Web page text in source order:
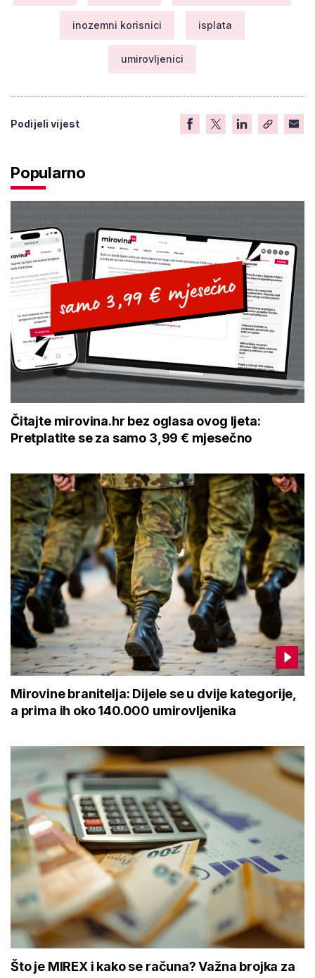
inozemni korisnici isplata
umirovljenici
Podijeli vijest
Popularno
Čitajte mirovina.hr bez oglasa ovog ljeta:
Pretplatite se za samo 3,99 € mjesečno
Mirovine branitelja: Dijele se u dvije kategorije,
a prima ih oko 140.000 umirovljenika
Što je MIREX i kako se računa? Važna brojka za